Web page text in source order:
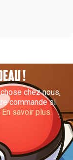
!
chez nous,
commande si
En savoir plus.